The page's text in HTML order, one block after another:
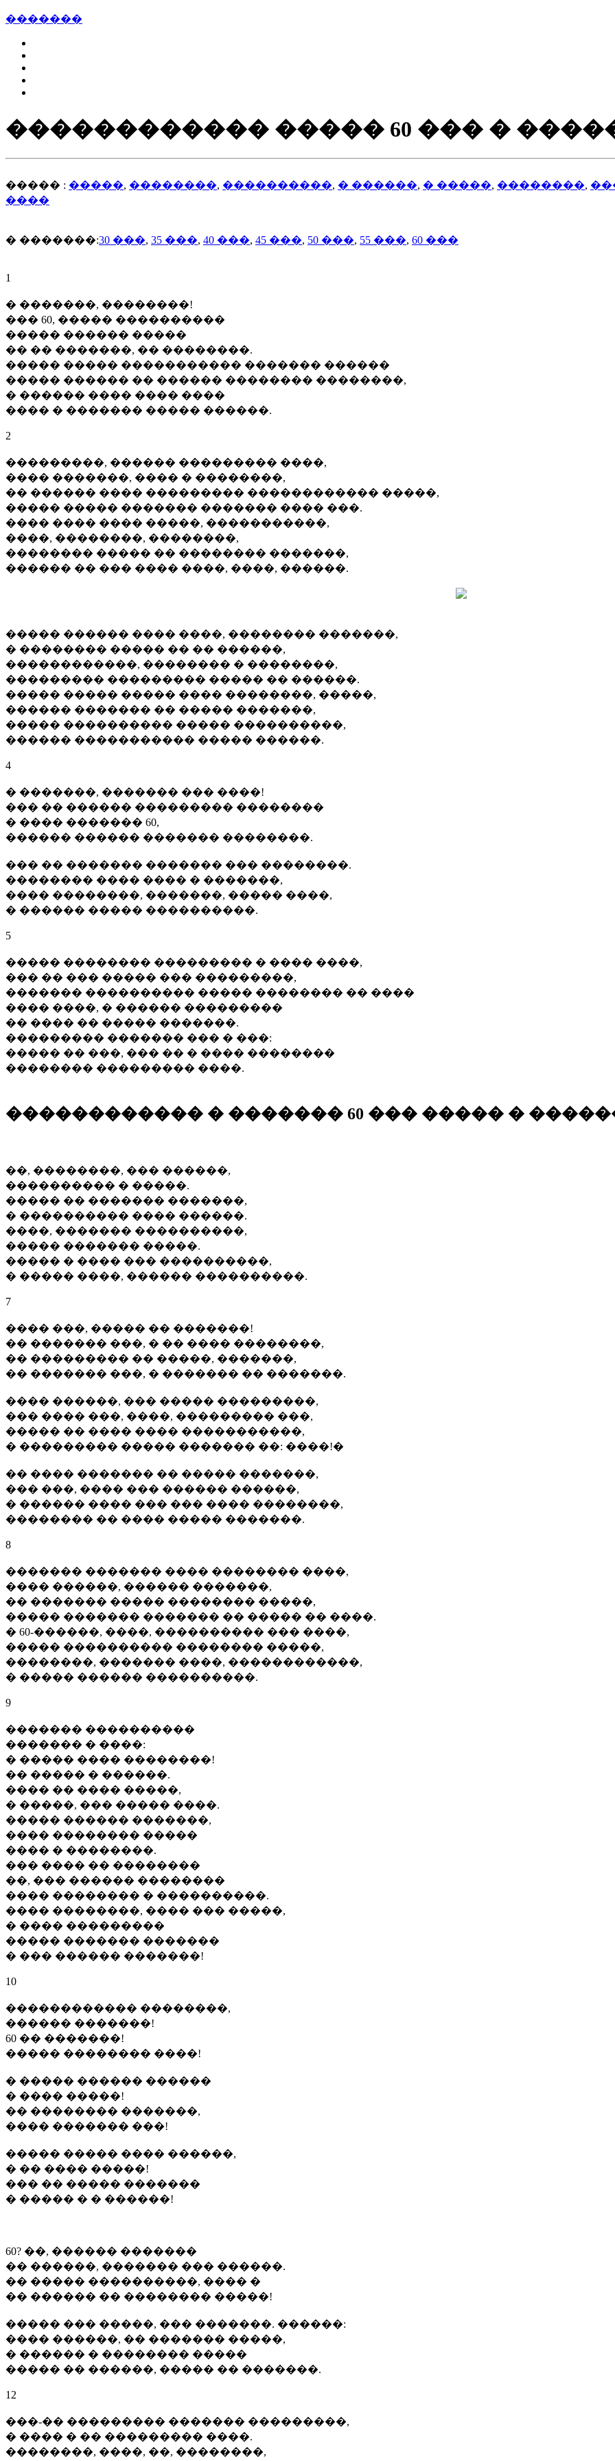
�������
������������ ����� 60 ��� �
����� : �����, ��������, ����������, � ������, � �����, ��������,
����
� �������:30 ���, 35 ���, 40 ���, 45 ���, 50 ���, 55 ���, 60 ���
1
� �������, ��������!
��� 60, ����� ����������
����� ������ �����
�� �� �������, �� ��������.
����� ����� ����������� ������� ������
����� ������ �� ������ �������� ��������,
� ������ ���� ���� ����
���� � ������� ����� ������.
2
���������, ������ ��������� ����,
���� �������, ���� � ��������,
�� ������ ���� ��������� ������������ �����,
����� ����� ������� ������� ���� ���.
���� ���� ���� �����, �����������,
����, ��������, ��������,
�������� ����� �� �������� �������,
������ �� ��� ���� ����, ����, ������.
����� ������ ���� ����, �������� �������,
� �������� ����� �� �� ������,
������������, �������� � ��������,
��������� ��������� ����� �� ������.
����� ����� ����� ���� ��������, �����,
������ ������� �� ����� �������,
����� ���������� ����� ����������,
������ ����������� ����� ������.
4
� �������, ������� ��� ����!
��� �� ������ ��������� ��������
� ���� ������� 60,
������ ������ ������� ��������.
��� �� ������� ������� ��� ��������.
�������� ���� ���� � �������,
���� ��������, �������, ����� ����,
� ������ ����� ����������.
5
����� �������� ��������� � ���� ����,
��� �� ��� ����� ��� ���������,
������� ���������� ����� �������� �� ����
���� ����, � ������ ���������
�� ���� �� ����� �������.
��������� ������� ��� � ���:
����� �� ���, ��� �� � ���� ��������
�������� ��������� ����.
������������ � ������� 60 ��� ����� �
��, ��������, ��� ������,
���������� � �����.
����� �� ������� �������,
� ���������� ���� ������.
����, ������� ����������,
����� ������� �����.
����� � ���� ��� ����������,
� ����� ����, ������ ����������.
7
���� ���, ����� �� �������!
�� ������� ���, � �� ���� ��������,
�� ��������� �� �����, �������,
�� ������� ���, � ������� �� �������.
���� ������, ��� ����� ���������,
��� ���� ���, ����, ��������� ���,
����� �� ���� ���� �����������,
� ��������� ����� ������� ��: ����!�
�� ���� ������� �� ����� �������,
��� ���, ���� ��� ������ ������,
� ������ ���� ��� ��� ���� ��������,
�������� �� ���� ����� �������.
8
������� ������� ���� �������� ����,
���� ������, ������ �������,
�� ������� ����� �������� �����,
����� ������� ������� �� ����� �� ����.
� 60-������, ����, ���������� ��� ����,
����� ���������� �������� �����,
��������, ������� ����, ������������,
� ����� ������ ����������.
9
������� ����������
������� � ����:
� ����� ���� ��������!
�� ����� � ������.
���� �� ���� �����,
� �����, ��� ����� ����.
����� ������ �������,
���� �������� �����
���� � ��������.
��� ���� �� ��������
��, ��� ������ ��������
���� �������� � ����������.
���� ��������, ���� ��� �����,
� ���� ���������
����� ������� �������
� ��� ������ �������!
10
������������ ��������,
������ �������!
60 �� �������!
����� �������� ����!
� ����� ������ ������
� ���� �����!
�� �������� �������,
���� ������� ���!
����� ����� ���� ������,
� �� ���� �����!
��� �� ����� �������
� ����� � � ������!
60? ��, ������ �������
�� ������, ������� ��� ������.
�� ����� ����������, ���� �
�� ������ �� �������� �����!
����� ��� �����, ��� �������. ������:
���� ������, �� ������� �����,
� ������ � �������� �����
����� �� ������, ����� �� �������.
12
���-�� ��������� ������� ���������,
� ���� � �� ��������� ����.
��������, ����, ��, ��������,